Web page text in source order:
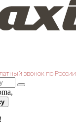
звонок по России